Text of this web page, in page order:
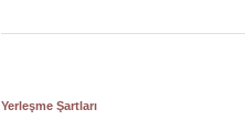
Yerleşme Şartları